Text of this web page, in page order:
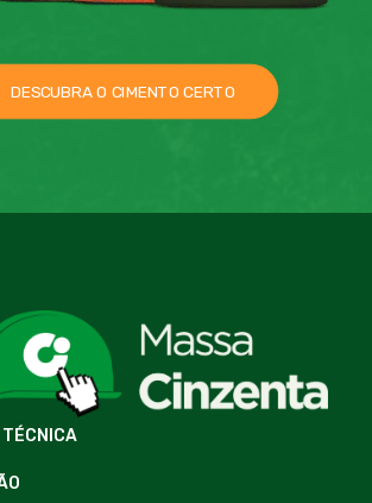
DESCUBRA O CIMENTO CERTO